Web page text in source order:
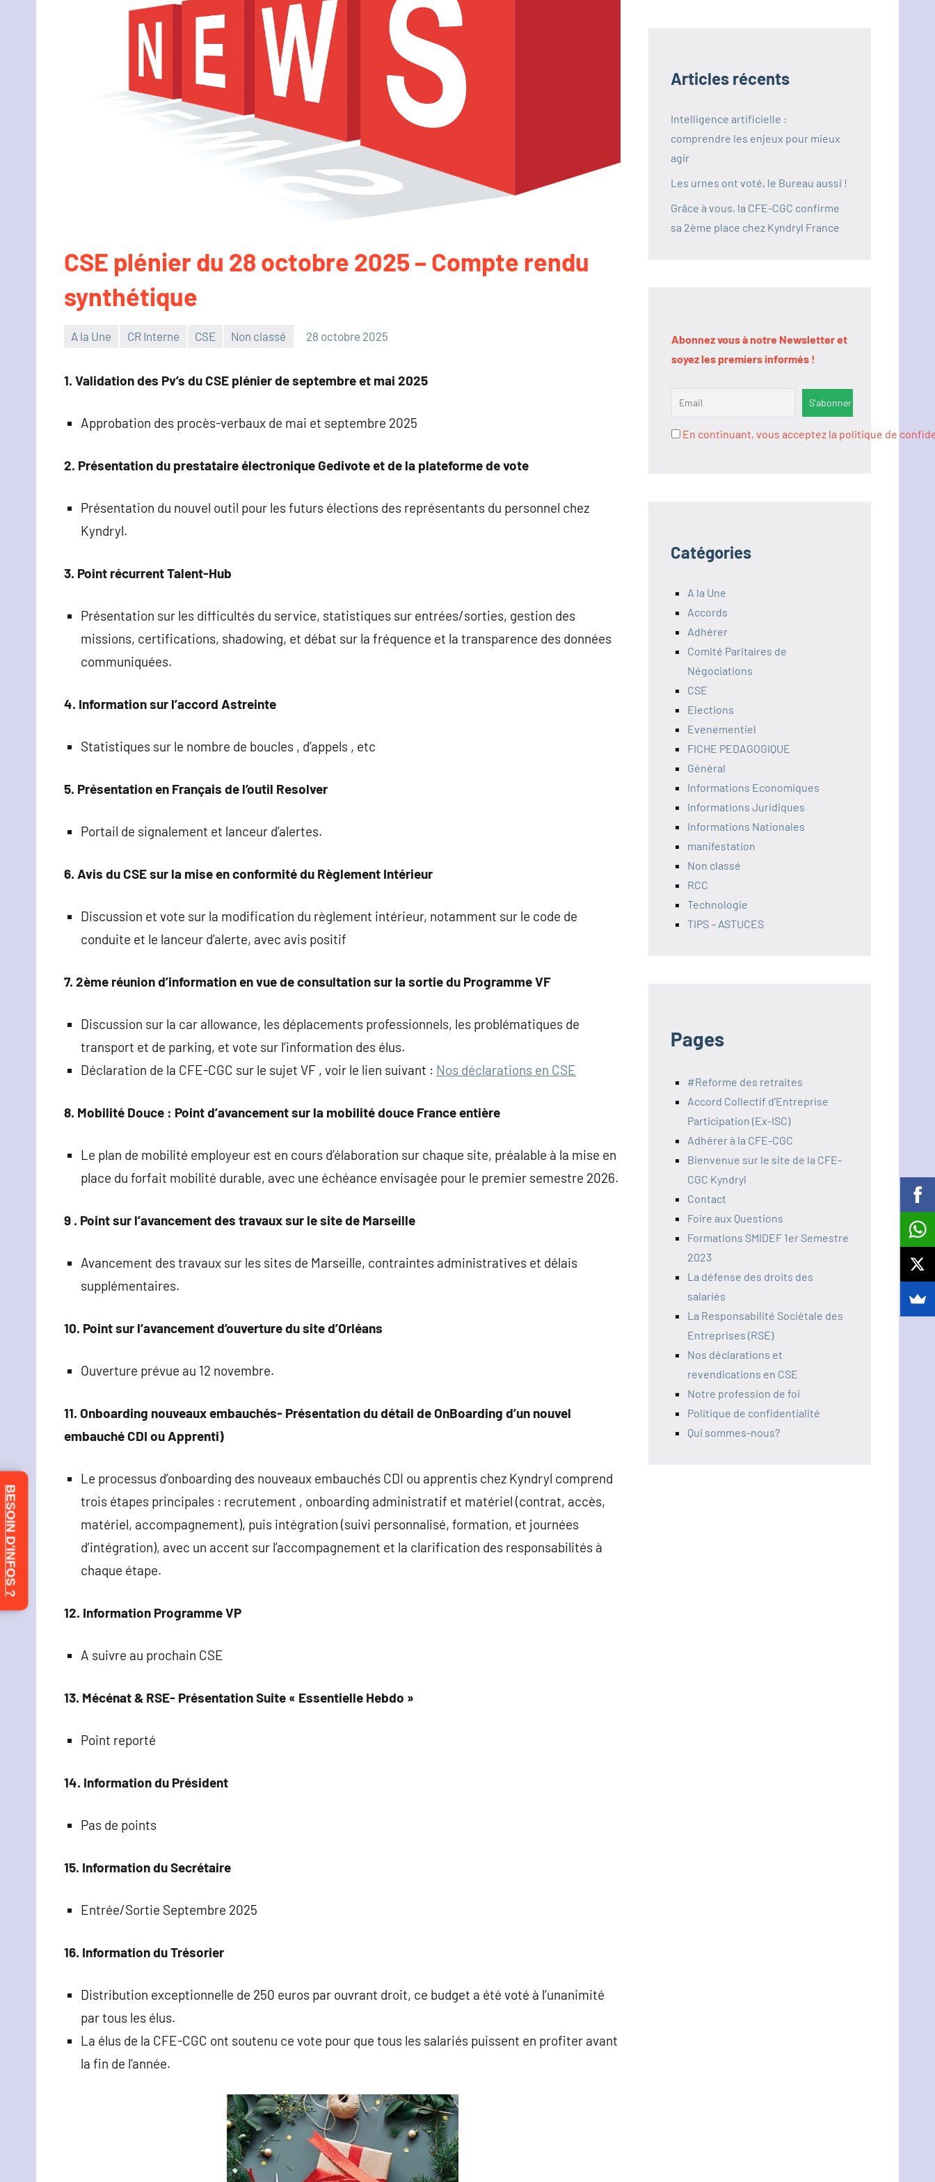
CSE plénier du 28 octobre 2025 – Compte rendu
synthétique
A la Une CR Interne CSE Non classé 28 octobre 2025
1. Validation des Pv’s du CSE plénier de septembre et mai 2025
Approbation des procès-verbaux de mai et septembre 2025
2. Présentation du prestataire électronique Gedivote et de la plateforme de vote
Présentation du nouvel outil pour les futurs élections des représentants du personnel chez
Kyndryl.
3. Point récurrent Talent-Hub
Présentation sur les difficultés du service, statistiques sur entrées/sorties, gestion des
missions, certifications, shadowing, et débat sur la fréquence et la transparence des données
communiquées.
4. Information sur l’accord Astreinte
Statistiques sur le nombre de boucles , d’appels , etc
5. Présentation en Français de l’outil Resolver
Portail de signalement et lanceur d’alertes.
6. Avis du CSE sur la mise en conformité du Règlement Intérieur
Discussion et vote sur la modification du règlement intérieur, notamment sur le code de
conduite et le lanceur d’alerte, avec avis positif
7. 2ème réunion d’information en vue de consultation sur la sortie du Programme VF
Discussion sur la car allowance, les déplacements professionnels, les problématiques de
transport et de parking, et vote sur l’information des élus.
Déclaration de la CFE-CGC sur le sujet VF , voir le lien suivant : Nos déclarations en CSE
8. Mobilité Douce : Point d’avancement sur la mobilité douce France entière
Le plan de mobilité employeur est en cours d’élaboration sur chaque site, préalable à la mise en
place du forfait mobilité durable, avec une échéance envisagée pour le premier semestre 2026.
9 . Point sur l’avancement des travaux sur le site de Marseille
Avancement des travaux sur les sites de Marseille, contraintes administratives et délais
supplémentaires.
10. Point sur l’avancement d’ouverture du site d’Orléans
Ouverture prévue au 12 novembre.
11. Onboarding nouveaux embauchés- Présentation du détail de OnBoarding d’un nouvel
embauché CDI ou Apprenti)
Le processus d’onboarding des nouveaux embauchés CDI ou apprentis chez Kyndryl comprend
trois étapes principales : recrutement , onboarding administratif et matériel (contrat, accès,
matériel, accompagnement), puis intégration (suivi personnalisé, formation, et journées
d’intégration), avec un accent sur l’accompagnement et la clarification des responsabilités à
chaque étape.
12. Information Programme VP
A suivre au prochain CSE
13. Mécénat & RSE- Présentation Suite « Essentielle Hebdo »
Point reporté
14. Information du Président
Pas de points
15. Information du Secrétaire
Entrée/Sortie Septembre 2025
16. Information du Trésorier
Distribution exceptionnelle de 250 euros par ouvrant droit, ce budget a été voté à l’unanimité
par tous les élus.
La élus de la CFE-CGC ont soutenu ce vote pour que tous les salariés puissent en profiter avant
la fin de l’année.
Articles récents
Intelligence artificielle :
comprendre les enjeux pour mieux
agir
Les urnes ont voté, le Bureau aussi !
Grâce à vous, la CFE-CGC confirme
sa 2ème place chez Kyndryl France
Abonnez vous à notre Newsletter et
soyez les premiers informés !
En continuant, vous acceptez la politique de
Catégories
A la Une
Accords
Adhérer
Comité Paritaires de
Négociations
CSE
Elections
Evenementiel
FICHE PEDAGOGIQUE
Général
Informations Economiques
Informations Juridiques
Informations Nationales
manifestation
Non classé
RCC
Technologie
TIPS – ASTUCES
Pages
#Reforme des retraites
Accord Collectif d’Entreprise
Participation (Ex-ISC)
Adhérer à la CFE-CGC
Bienvenue sur le site de la CFE-
CGC Kyndryl
Contact
Foire aux Questions
Formations SMIDEF 1er Semestre
2023
La défense des droits des
salariés
La Responsabilité Sociétale des
Entreprises (RSE)
Nos déclarations et
revendications en CSE
Notre profession de foi
Politique de confidentialité
Qui sommes-nous?
BESOIN D'INFOS ?